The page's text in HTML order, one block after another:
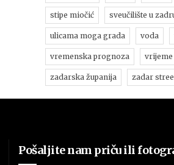
stipe miočić sveučilište u
ulicama moga grada voda
vremenska prognoza vrijeme
zadarska županija zadar
Pošaljite nam priču ili